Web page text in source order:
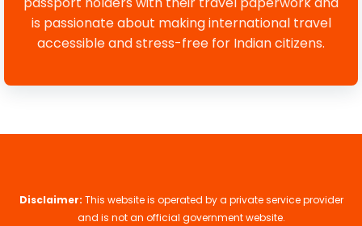
is passionate about making international travel
accessible and stress-free for Indian citizens.